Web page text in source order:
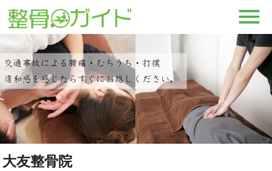
大友整骨院